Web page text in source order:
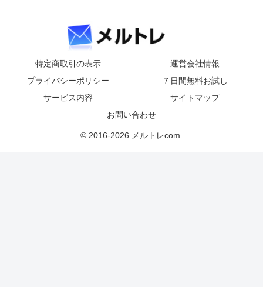
特定商取引の表示
運営会社情報
プライバシーポリシー
７日間無料お試し
サービス内容
サイトマップ
お問い合わせ
© 2016-2026 メルトレcom.